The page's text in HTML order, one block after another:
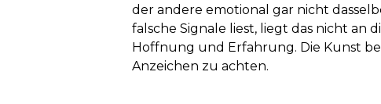
der andere emotional gar nicht
falsche Signale liest, liegt das nicht an
Hoffnung und Erfahrung. Die Kunst
Anzeichen zu achten.